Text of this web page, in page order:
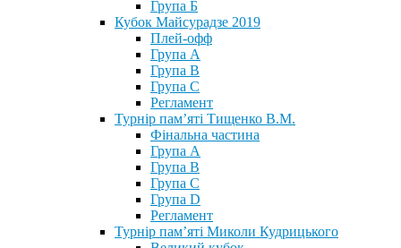
Група Б
Кубок Майсурадзе 2019
Плей-офф
Група А
Група В
Група С
Регламент
Турнір пам’яті Тищенко В.М.
Фінальна частина
Група А
Група В
Група С
Група D
Регламент
Турнір пам’яті Миколи Кудрицького